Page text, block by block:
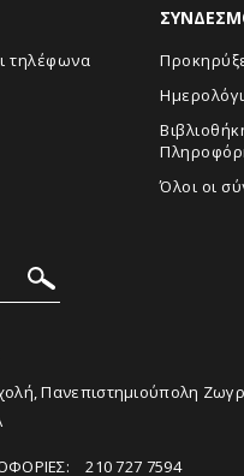
τηλέφωνα
Όλοι οι
Πανεπιστημιούπολη
210 727 7594